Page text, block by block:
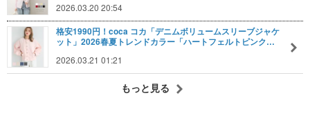
2026.03.20 20:54
格安1990円！coca コカ「デニムボリュームスリーブジャケ
ット」2026春夏トレンドカラー「ハートフェルトピンク…
2026.03.21 01:21
もっと見る